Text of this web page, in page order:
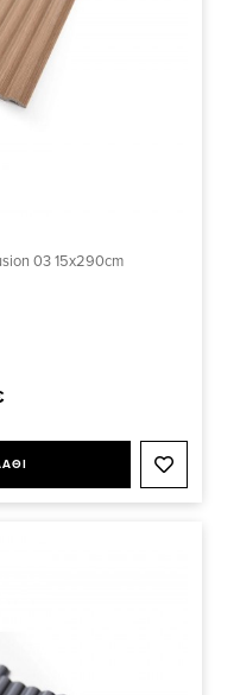
03 15x290cm